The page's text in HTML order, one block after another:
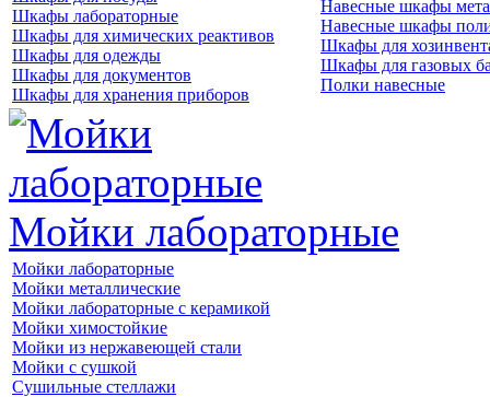
Шкафы лабораторные
Шкафы для химических реактивов
Шкафы для одежды
Шкафы для документов
Шкафы для хранения приборов
Навесные шкафы
Навесные шкафы
Шкафы для
Шкафы для газовых
Полки навесные
Мойки лабораторные
Мойки лабораторные
Мойки металлические
Мойки лабораторные с керамикой
Мойки химостойкие
Мойки из нержавеющей стали
Мойки с сушкой
Сушильные стеллажи